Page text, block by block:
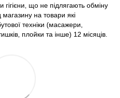
гігієни, що не підлягають обміну
на товари які
техніки (масажери,
плойки та інше) 12 місяців.